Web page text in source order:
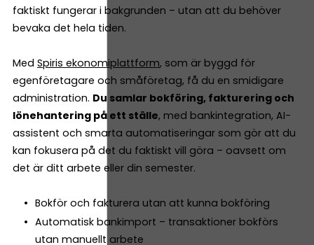
faktiskt fungerar i bakgrunden – utan att du behöver
bevaka det hela tiden.
Med Spiris ekonomiplattform, som är byggd för
egenföretagare och småföretag, få du en smidigare
administration. Du samlar bokföring, fakturering och
lönehantering på ett ställe, med bankintegration, AI-
assistent och smarta automatiseringar som gör att du
kan fokusera på det du faktiskt vill göra – oavsett om
det är ditt arbete eller din semester.
Bokför och fakturera utan att kunna bokföring
Automatisk bankimport – transaktioner bokförs
utan manuellt arbete